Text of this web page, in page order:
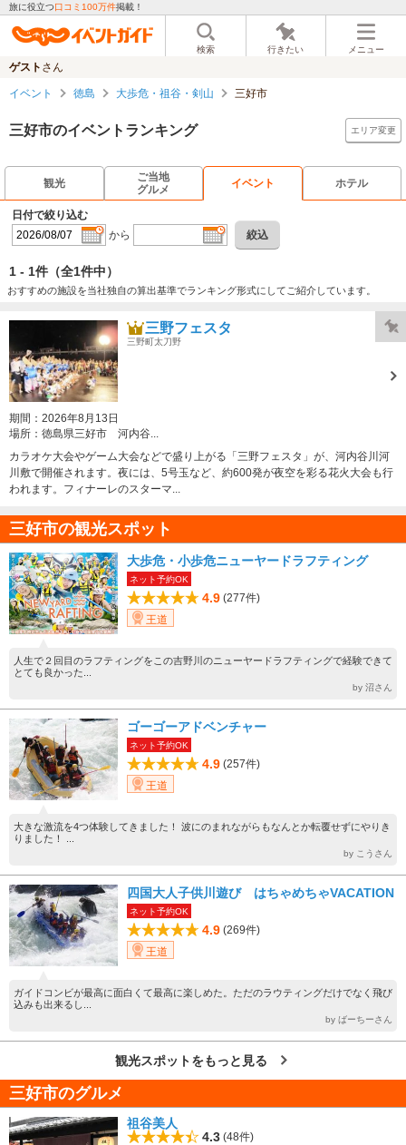
旅に役立つ口コミ100万件掲載！
検索 行きたい メニュー
ゲスト さん
イベント 徳島 大歩危・祖谷・剣山 三好市
三好市のイベントランキング エリア変更
観光
ご当地
グルメ
イベント ホテル
日付で絞り込む
から
絞込
1 - 1件 （全1件中）
おすすめの施設を当社独自の算出基準でランキング形式にしてご紹介しています。
三野フェスタ
三野町太刀野
期間： 2026年8月13日
場所： 徳島県三好市 河内谷...
カラオケ大会やゲーム大会などで盛り上がる「三野フェスタ」が、河内谷川河
川敷で開催されます。夜には、5号玉など、約600発が夜空を彩る花火大会も行
われます。フィナーレのスターマ...
三好市の観光スポット
大歩危・小歩危ニューヤードラフティング
ネット予約OK
4.9 (277件)
王道
人生で２回目のラフティングをこの吉野川のニューヤードラフティングで経験できて
とても良かった...
by 沼さん
ゴーゴーアドベンチャー
ネット予約OK
4.9 (257件)
王道
大きな激流を4つ体験してきました！ 波にのまれながらもなんとか転覆せずにやりき
りました！ ...
by こうさん
四国大人子供川遊び はちゃめちゃVACATION
ネット予約OK
4.9 (269件)
王道
ガイドコンビが最高に面白くて最高に楽しめた。ただのラウティングだけでなく飛び
込みも出来るし...
by ばーちーさん
観光スポットをもっと見る
三好市のグルメ
祖谷美人
4.3 (48件)